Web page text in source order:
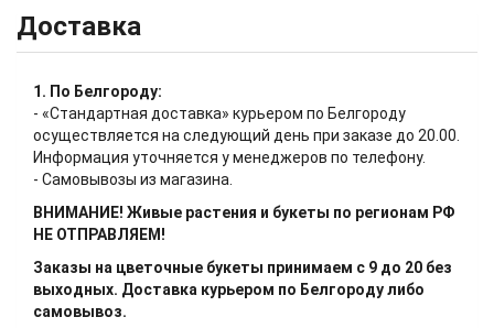
Доставка
1. По Белгороду:
- «Стандартная доставка» курьером по Белгороду
осуществляется на следующий день при заказе до 20.00.
Информация уточняется у менеджеров по телефону.
- Самовывозы из магазина.
ВНИМАНИЕ! Живые растения и букеты по регионам РФ
НЕ ОТПРАВЛЯЕМ!
Заказы на цветочные букеты принимаем с 9 до 20 без
выходных. Доставка курьером по Белгороду либо
самовывоз.